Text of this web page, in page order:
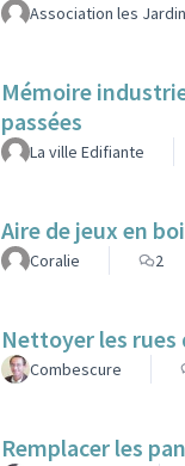
Association les
Mémoire
passées
La ville Edifiante
Aire de jeux en
Coralie 2
Nettoyer les
Combescure
Remplacer les